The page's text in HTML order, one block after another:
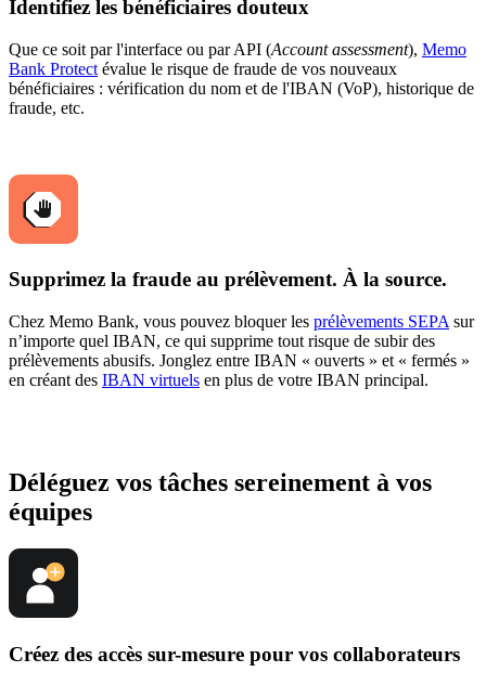
Identifiez les bénéficiaires douteux
Que ce soit par l'interface ou par API (Account assessment), Memo
Bank Protect évalue le risque de fraude de vos nouveaux
bénéficiaires : vérification du nom et de l'IBAN (VoP), historique de
fraude, etc.
Supprimez la fraude au prélèvement. À la source.
Chez Memo Bank, vous pouvez bloquer les prélèvements SEPA sur
n’importe quel IBAN, ce qui supprime tout risque de subir des
prélèvements abusifs. Jonglez entre IBAN « ouverts » et « fermés »
en créant des IBAN virtuels en plus de votre IBAN principal.
Déléguez vos tâches sereinement à vos
équipes
Créez des accès sur-mesure pour vos collaborateurs